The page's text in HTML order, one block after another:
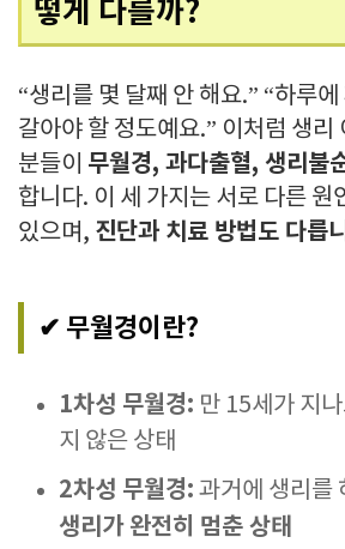
떻게 다를까?
“생리를 몇 달째 안 해요.” “하루
갈아야 할 정도예요.” 이처럼 생리
분들이 무월경, 과다출혈, 생리불
합니다. 이 세 가지는 서로 다른 원
있으며, 진단과 치료 방법도 다릅
✔ 무월경이란?
1차성 무월경: 만 15세가 지
지 않은 상태
2차성 무월경: 과거에 생리를
생리가 완전히 멈춘 상태